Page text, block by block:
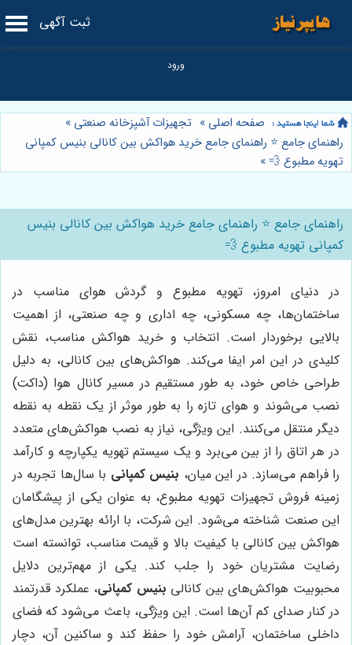
ثبت آگهی
صفحه اصلی » تجهیزات آشپزخانه صنعتی »
راهنمای جامع ⭐️ راهنمای جامع خرید هواکش بین کانالی بنیس کمپانی
تهویه مطبوع 💨 »
راهنمای جامع ⭐️ راهنمای جامع خرید هواکش بین کانالی بنیس
کمپانی تهویه مطبوع 💨
در دنیای امروز، تهویه مطبوع و گردش هوای مناسب در
ساختمان‌ها، چه مسکونی، چه اداری و چه صنعتی، از اهمیت
بالایی برخوردار است. انتخاب و خرید هواکش مناسب، نقش
کلیدی در این امر ایفا می‌کند. هواکش‌های بین کانالی، به دلیل
طراحی خاص خود، به طور مستقیم در مسیر کانال هوا (داکت)
نصب می‌شوند و هوای تازه را به طور موثر از یک نقطه به نقطه
دیگر منتقل می‌کنند. این ویژگی، نیاز به نصب هواکش‌های متعدد
در هر اتاق را از بین می‌برد و یک سیستم تهویه یکپارچه و کارآمد
را فراهم می‌سازد. در این میان، بنیس کمپانی با سال‌ها تجربه در
زمینه فروش تجهیزات تهویه مطبوع، به عنوان یکی از پیشگامان
این صنعت شناخته می‌شود. این شرکت، با ارائه بهترین مدل‌های
هواکش بین کانالی با کیفیت بالا و قیمت مناسب، توانسته است
رضایت مشتریان خود را جلب کند. یکی از مهم‌ترین دلایل
محبوبیت هواکش‌های بین کانالی بنیس کمپانی، عملکرد قدرتمند
در کنار صدای کم آن‌ها است. این ویژگی، باعث می‌شود که فضای
داخلی ساختمان، آرامش خود را حفظ کند و ساکنین آن، دچار